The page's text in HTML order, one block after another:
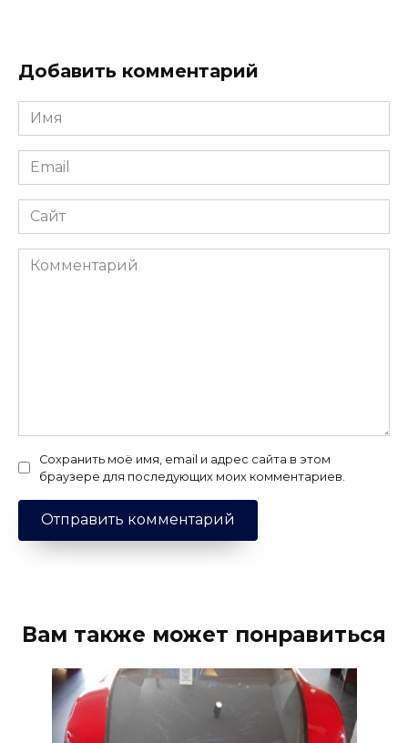
Добавить комментарий
Имя
*
Email
*
Сайт
Комментарий
Сохранить моё имя, email и адрес сайта в этом
браузере для последующих моих комментариев.
Вам также может понравиться